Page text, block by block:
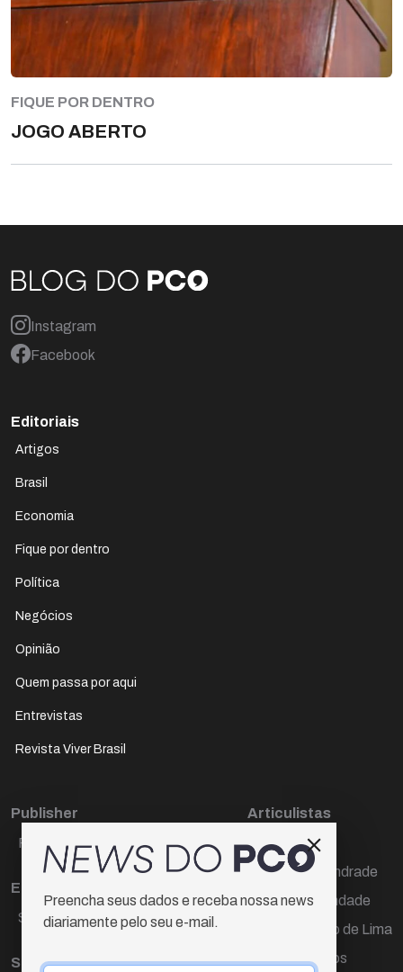
FIQUE POR DENTRO
JOGO ABERTO
Instagram
Facebook
Editoriais
Artigos
Brasil
Economia
Fique por dentro
Política
Negócios
Opinião
Quem passa por aqui
Entrevistas
Revista Viver Brasil
Publisher
Paulo Cesar de Oliveira
Editora Chefe
Sueli Cotta
Sub-editora
Articulistas
Décio Freire
Dr Marcos Andrade
Hamilton Trindade
Igor Carvalho de Lima
Mario Campos
Preencha seus dados e receba nossa news
diariamente pelo seu e-mail.